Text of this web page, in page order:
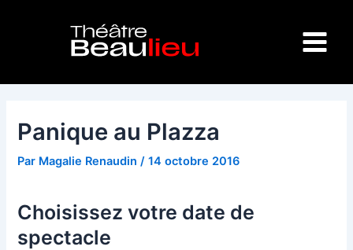
Menu
Panique au Plazza
Par Magalie Renaudin/14 octobre 2016
Choisissez votre date de
spectacle